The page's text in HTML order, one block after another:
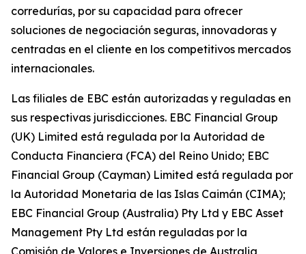
corredurías, por su capacidad para ofrecer
soluciones de negociación seguras, innovadoras y
centradas en el cliente en los competitivos mercados
internacionales.
Las filiales de EBC están autorizadas y reguladas en
sus respectivas jurisdicciones. EBC Financial Group
(UK) Limited está regulada por la Autoridad de
Conducta Financiera (FCA) del Reino Unido; EBC
Financial Group (Cayman) Limited está regulada por
la Autoridad Monetaria de las Islas Caimán (CIMA);
EBC Financial Group (Australia) Pty Ltd y EBC Asset
Management Pty Ltd están reguladas por la